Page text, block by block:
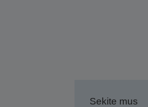
Sekite mus